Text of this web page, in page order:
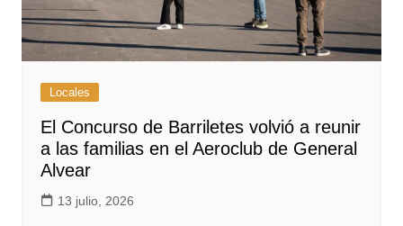
Locales
El Concurso de Barriletes volvió a reunir
a las familias en el Aeroclub de General
Alvear
13 julio, 2026